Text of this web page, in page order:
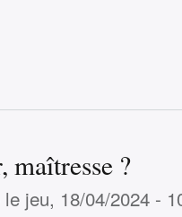
maîtresse ?
le jeu, 18/04/2024 -